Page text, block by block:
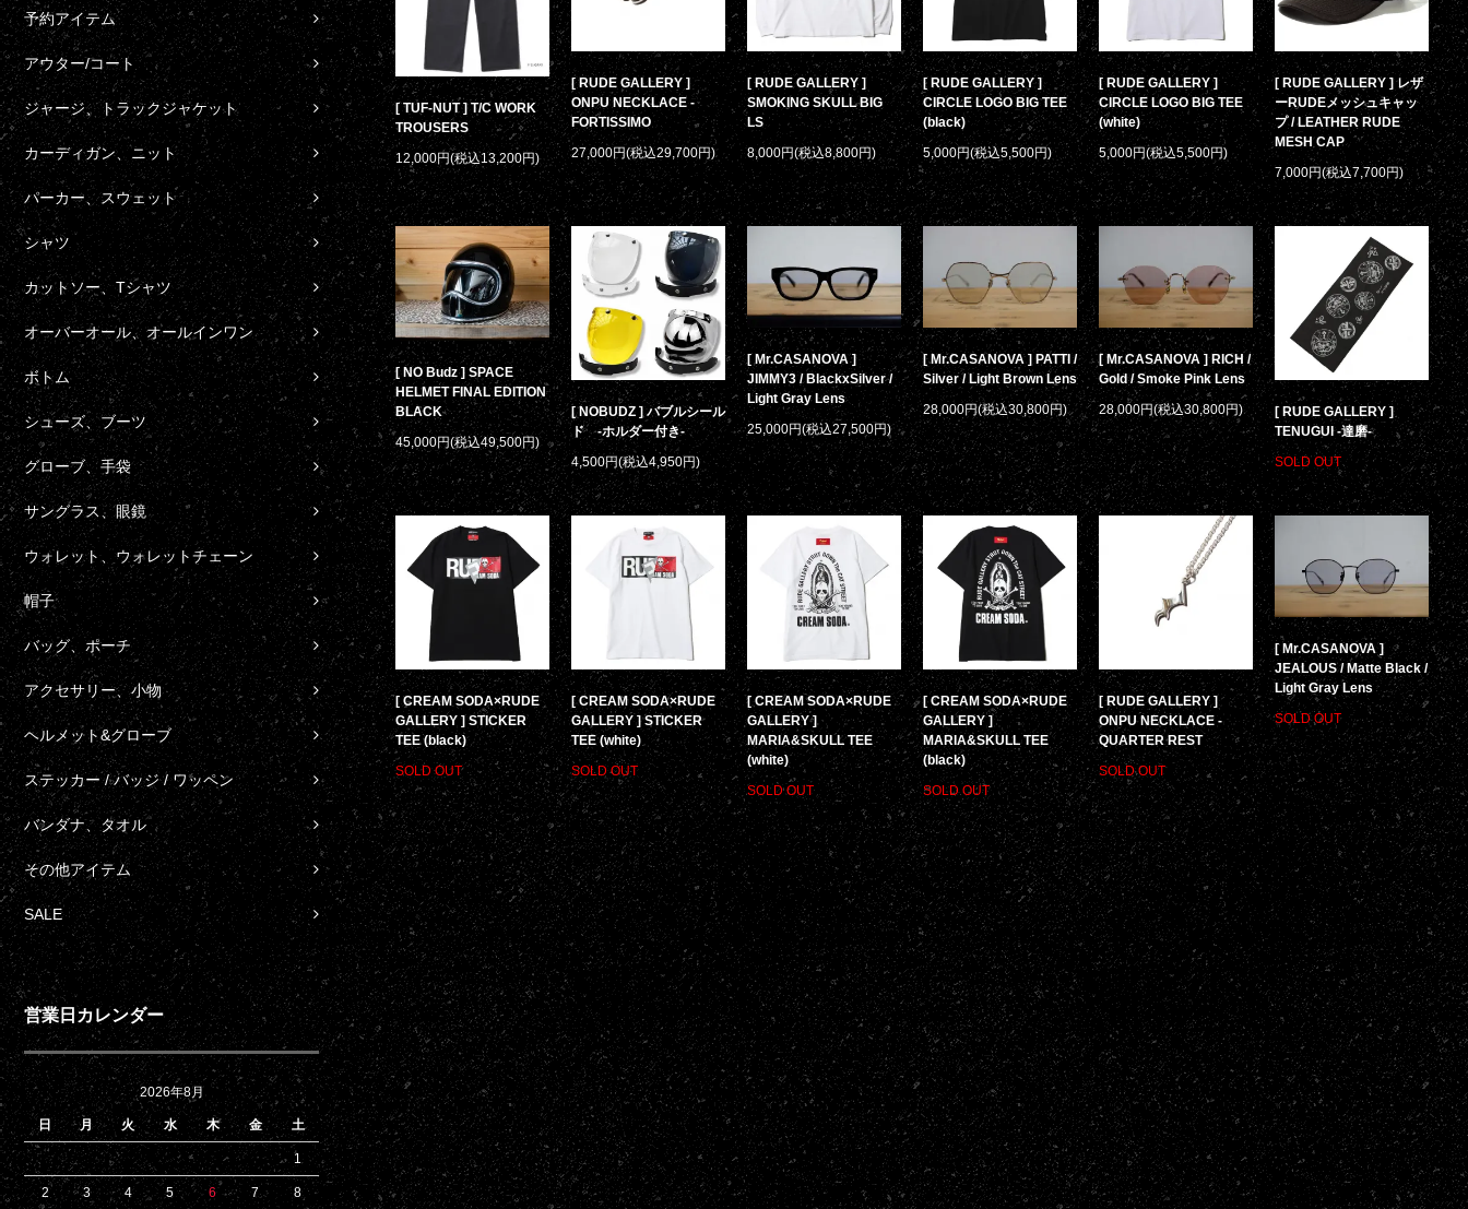
予約アイテム
アウター/コート
ジャージ、トラックジャケット
カーディガン、ニット
パーカー、スウェット
シャツ
カットソー、Tシャツ
オーバーオール、オールインワン
ボトム
シューズ、ブーツ
グローブ、手袋
サングラス、眼鏡
ウォレット、ウォレットチェーン
帽子
バッグ、ポーチ
アクセサリー、小物
ヘルメット&グローブ
ステッカー / バッジ / ワッペン
バンダナ、タオル
その他アイテム
SALE
営業日カレンダー
2026年8月
日 月 火 水 木 金 土
1
2 3 4 5 6 7 8
[ TUF-NUT ] T/C WORK
TROUSERS
12,000円(税込13,200円)
[ RUDE GALLERY ]
ONPU NECKLACE -
FORTISSIMO
27,000円(税込29,700円)
[ RUDE GALLERY ]
SMOKING SKULL BIG
LS
8,000円(税込8,800円)
[ RUDE GALLERY ]
CIRCLE LOGO BIG TEE
(black)
5,000円(税込5,500円)
[ RUDE GALLERY ]
CIRCLE LOGO BIG TEE
(white)
5,000円(税込5,500円)
[ RUDE GALLERY ] レザ
ーRUDEメッシュキャッ
プ / LEATHER RUDE
MESH CAP
7,000円(税込7,700円)
[ NO Budz ] SPACE
HELMET FINAL EDITION
BLACK
45,000円(税込49,500円)
[ NOBUDZ ] バブルシール
ド -ホルダー付き-
4,500円(税込4,950円)
[ Mr.CASANOVA ]
JIMMY3 / BlackxSilver /
Light Gray Lens
25,000円(税込27,500円)
[ Mr.CASANOVA ] PATTI /
Silver / Light Brown Lens
28,000円(税込30,800円)
[ Mr.CASANOVA ] RICH /
Gold / Smoke Pink Lens
28,000円(税込30,800円)
[ RUDE GALLERY ]
TENUGUI -達磨-
SOLD OUT
[ CREAM SODA×RUDE
GALLERY ] STICKER
TEE (black)
SOLD OUT
[ CREAM SODA×RUDE
GALLERY ] STICKER
TEE (white)
SOLD OUT
[ CREAM SODA×RUDE
GALLERY ]
MARIA&SKULL TEE
(white)
SOLD OUT
[ CREAM SODA×RUDE
GALLERY ]
MARIA&SKULL TEE
(black)
SOLD OUT
[ RUDE GALLERY ]
ONPU NECKLACE -
QUARTER REST
SOLD OUT
[ Mr.CASANOVA ]
JEALOUS / Matte Black /
Light Gray Lens
SOLD OUT